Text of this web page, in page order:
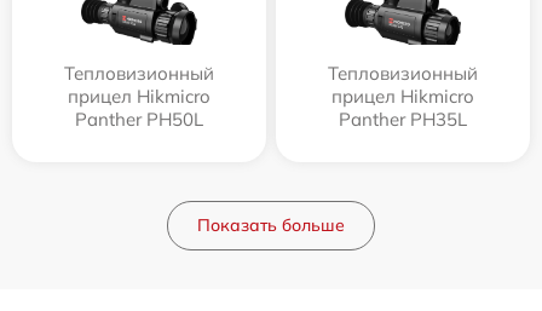
Тепловизионный
прицел Hikmicro
Panther PH50L
Тепловизионный
прицел Hikmicro
Panther PH35L
Показать больше